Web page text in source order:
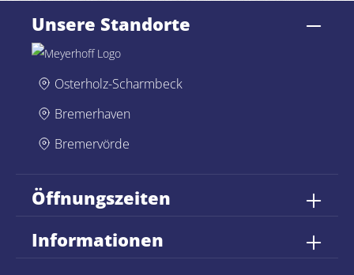
Unsere Standorte
Osterholz-Scharmbeck
Bremerhaven
Bremervörde
Öffnungszeiten
Informationen